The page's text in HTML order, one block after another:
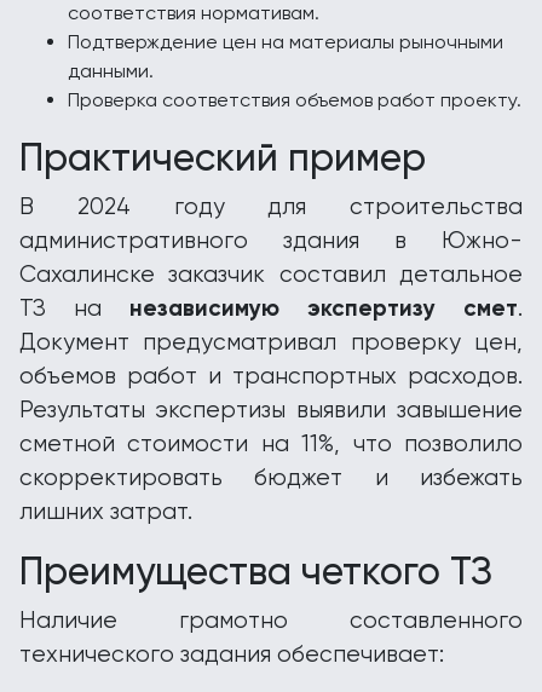
соответствия нормативам.
Подтверждение цен на материалы рыночными
данными.
Проверка соответствия объемов работ проекту.
Практический пример
В 2024 году для строительства
административного здания в Южно-
Сахалинске заказчик составил детальное
ТЗ на независимую экспертизу смет.
Документ предусматривал проверку цен,
объемов работ и транспортных расходов.
Результаты экспертизы выявили завышение
сметной стоимости на 11%, что позволило
скорректировать бюджет и избежать
лишних затрат.
Преимущества четкого ТЗ
Наличие грамотно составленного
технического задания обеспечивает: